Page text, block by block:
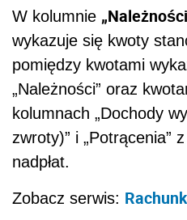
W kolumnie
wykazuje się kwoty
pomiędzy kwotami
„Należności” oraz
kolumnach „Dochody
zwroty)” i „Potrącenia”
nadpłat.
Zobacz serwis: